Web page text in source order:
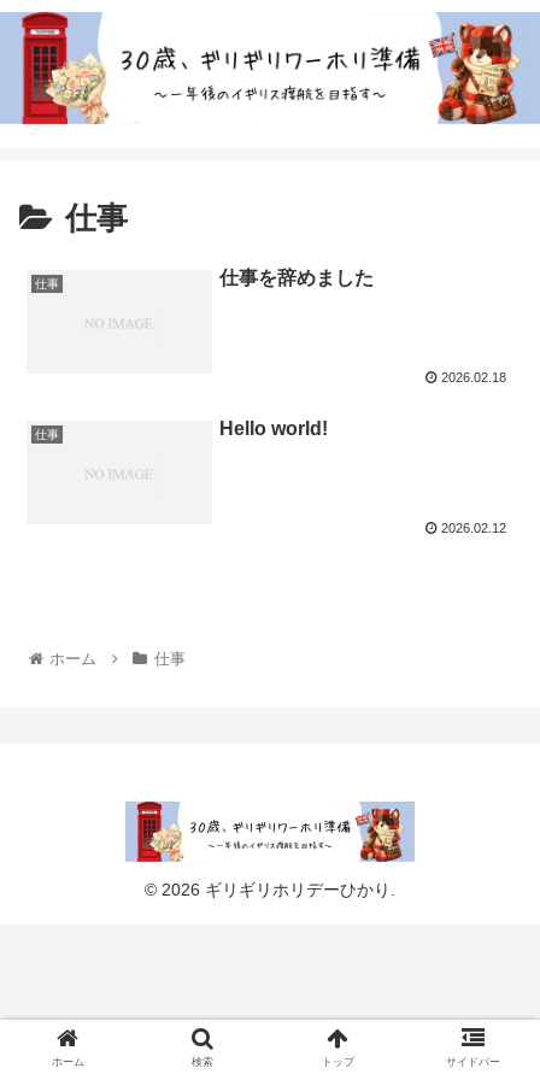
仕事
仕事 仕事を辞めました
2026.02.18
仕事 Hello world!
2026.02.12
ホーム 仕事
© 2026 ギリギリホリデーひかり.
ホーム 検索 トップ サイドバー